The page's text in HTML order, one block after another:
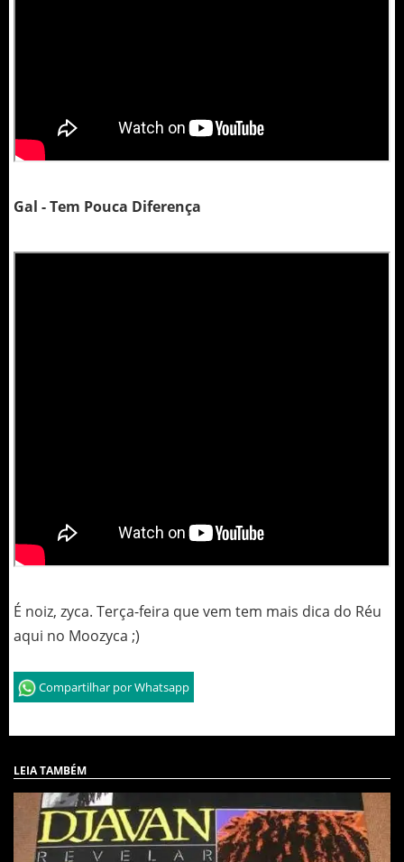
Gal - Tem Pouca Diferença
É noiz, zyca. Terça-feira que vem tem mais dica do Réu
aqui no Moozyca ;)
Compartilhar por Whatsapp
LEIA TAMBÉM